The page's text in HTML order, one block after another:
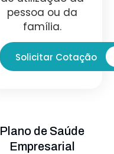
pessoa ou da
família.
Solicitar Cotação
Plano de Saúde
Empresarial